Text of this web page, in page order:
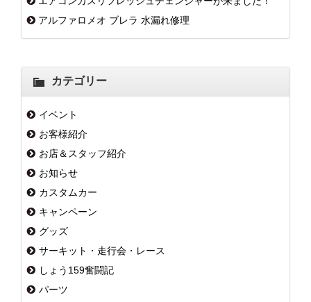
アルファロメオ ブレラ 水漏れ修理
カテゴリー
イベント
お客様紹介
お店＆スタッフ紹介
お知らせ
カスタムカー
キャンペーン
グッズ
サーキット・走行会・レース
しょう159奮闘記
パーツ